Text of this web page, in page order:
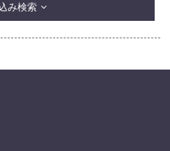
み検索